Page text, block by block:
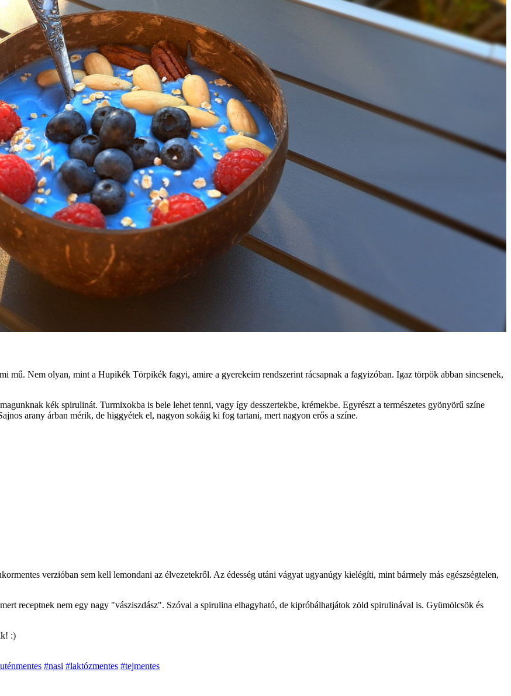
mű. Nem olyan, mint a Hupikék Törpikék fagyi, amire a gyerekeim rendszerint rácsapnak a fagyizóban. Igaz törpök abban sincsenek,
kék spirulinát. Turmixokba is bele lehet tenni, vagy így desszertekbe, krémekbe. Egyrészt a természetes gyönyörű színe
arany árban mérik, de higgyétek el, nagyon sokáig ki fog tartani, mert nagyon erős a színe.
verzióban sem kell lemondani az élvezetekről. Az édesség utáni vágyat ugyanúgy kielégíti, mint bármely más egészségtelen,
receptnek nem egy nagy "vásziszdász". Szóval a spirulina elhagyható, de kipróbálhatjátok zöld spirulinával is. Gyümölcsök és
:)
#nasi #laktózmentes #tejmentes